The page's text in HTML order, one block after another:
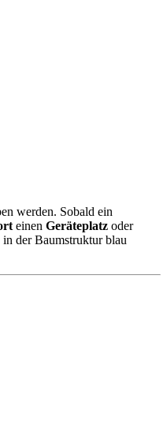
werden. Sobald ein
einen Geräteplatz oder
in der Baumstruktur blau